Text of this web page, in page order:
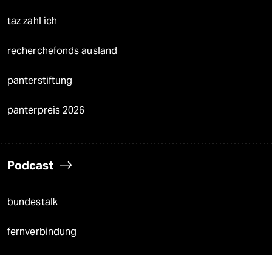
taz zahl ich
recherchefonds ausland
panterstiftung
panterpreis 2026
Podcast
bundestalk
fernverbindung